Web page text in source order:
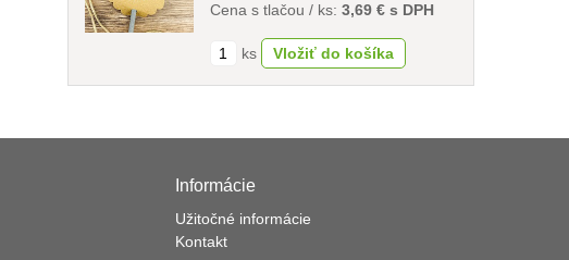
Cena s tlačou / ks: 3,69 € s DPH
ks
Informácie
Užitočné informácie
Kontakt